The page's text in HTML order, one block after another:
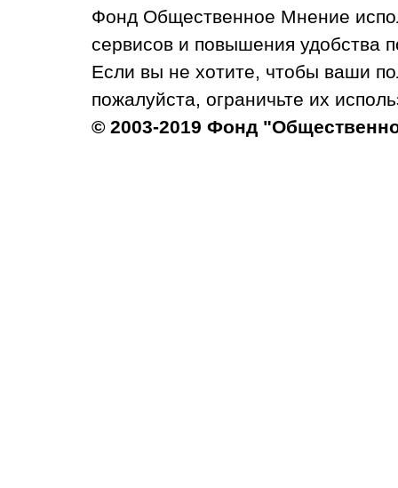
Фонд Общественное Мнение
сервисов и повышения удобства
Если вы не хотите, чтобы ваши
пожалуйста, ограничьте их
© 2003-2019 Фонд